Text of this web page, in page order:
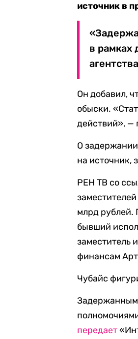
источник в
в рамках
Он добавил,
обыски.
действий», —
О
на источник,
РЕН ТВ со
млрд рублей.
бывший
заместитель
финансам
Чубайс
Задержанным
передает